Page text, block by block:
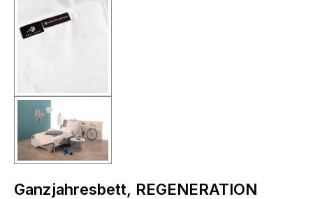
Ganzjahresbett, REGENERATION